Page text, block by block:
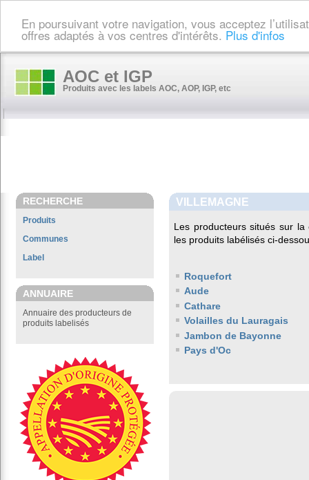
En poursuivant votre navigation, vous acceptez
offres adaptés à vos centres d'intérêts. Plus d'infos
AOC et IGP
Produits avec les labels AOC, AOP, IGP, etc
RECHERCHE
Produits
Communes
Label
ANNUAIRE
Annuaire des producteurs de
produits labelisés
VILLEMAGNE
Les producteurs situés sur
les produits labélisés ci-
Roquefort
Aude
Cathare
Volailles du Lauragais
Jambon de Bayonne
Pays d'Oc